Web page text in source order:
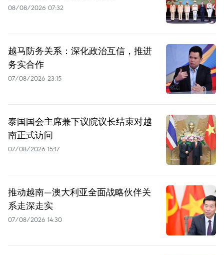
08/08/2026 07:32
越马防务关系：深化政治互信，推进
务实合作
07/08/2026 23:15
泰国国会主席兼下议院议长结束对越
南正式访问
07/08/2026 15:17
推动越南—澳大利亚全面战略伙伴关
系走深走实
07/08/2026 14:30